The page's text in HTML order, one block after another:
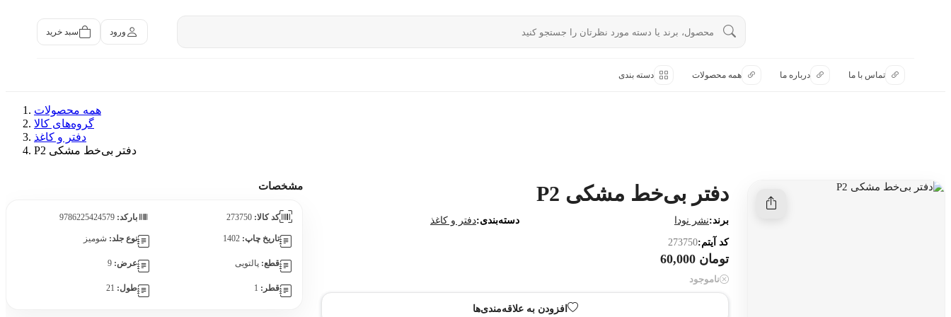
ورود سبد خرید
تماس با ما درباره ما همه محصولات دسته بندی
همه محصولات
گروه‌های کالا
دفتر و کاغذ
دفتر بی‌خط مشکی P2
دفتر بی‌خط مشکی P2
برند:نشر نودا دسته‌بندی:دفتر و کاغذ
کد آیتم:273750
تومان 60,000
ناموجود
افزودن به علاقه‌مندی‌ها
مشخصات
کد کالا: بارکد:
تاریخ چاپ: 1402 نوع جلد: شومیز
قطع: پالتویی عرض: 9
قطر: 1 طول: 21